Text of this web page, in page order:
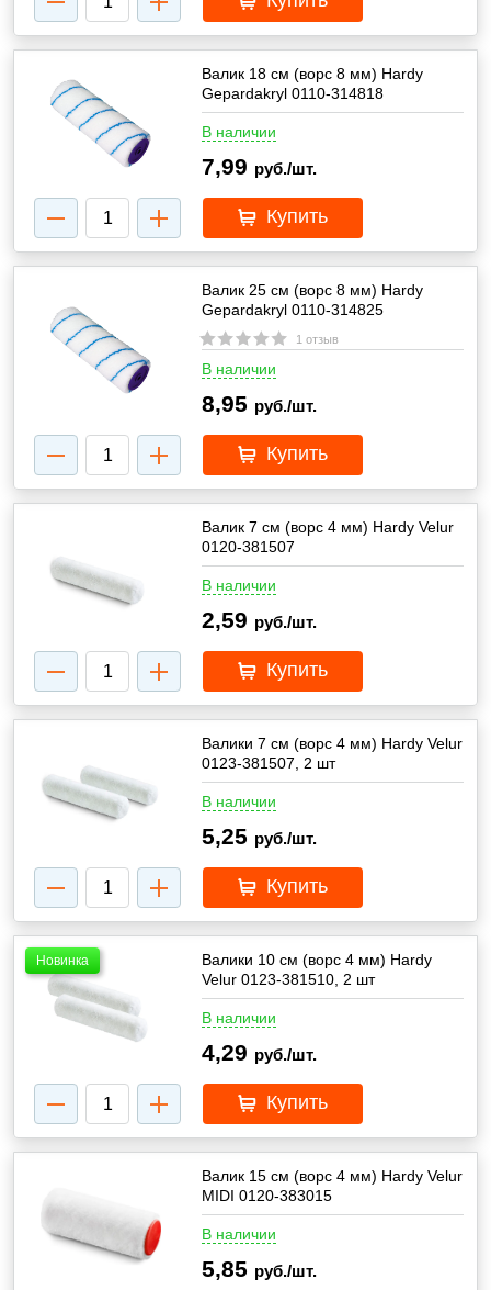
Валик 18 cм (ворс 8 мм) Hardy
Gepardakryl 0110-314818
В наличии
7,99 руб./шт.
Купить
Валик 25 cм (ворс 8 мм) Hardy
Gepardakryl 0110-314825
1 отзыв
В наличии
8,95 руб./шт.
Купить
Валик 7 см (ворс 4 мм) Hardy Velur
0120-381507
В наличии
2,59 руб./шт.
Купить
Валики 7 см (ворс 4 мм) Hardy Velur
0123-381507, 2 шт
В наличии
5,25 руб./шт.
Купить
Новинка
Валики 10 см (ворс 4 мм) Hardy
Velur 0123-381510, 2 шт
В наличии
4,29 руб./шт.
Купить
Валик 15 см (ворс 4 мм) Hardy Velur
MIDI 0120-383015
В наличии
5,85 руб./шт.